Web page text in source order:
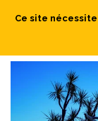
Ce site